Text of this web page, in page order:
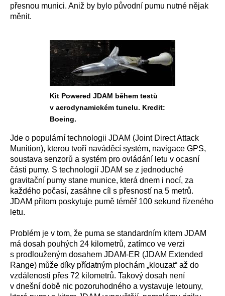
přesnou munici. Aniž by bylo původní pumu nutné nějak
měnit.
Kit Powered JDAM během testů
v aerodynamickém tunelu. Kredit:
Boeing.
Jde o populární technologii JDAM (Joint Direct Attack
Munition), kterou tvoří naváděcí systém, navigace GPS,
soustava senzorů a systém pro ovládání letu v ocasní
části pumy. S technologií JDAM se z jednoduché
gravitační pumy stane munice, která dnem i nocí, za
každého počasí, zasáhne cíl s přesností na 5 metrů.
JDAM přitom poskytuje pumě téměř 100 sekund řízeného
letu.
Problém je v tom, že puma se standardním kitem JDAM
má dosah pouhých 24 kilometrů, zatímco ve verzi
s prodlouženým dosahem JDAM-ER (JDAM Extended
Range) může díky přídatným plochám „klouzat“ až do
vzdálenosti přes 72 kilometrů. Takový dosah není
v dnešní době nic pozoruhodného a vystavuje letouny,